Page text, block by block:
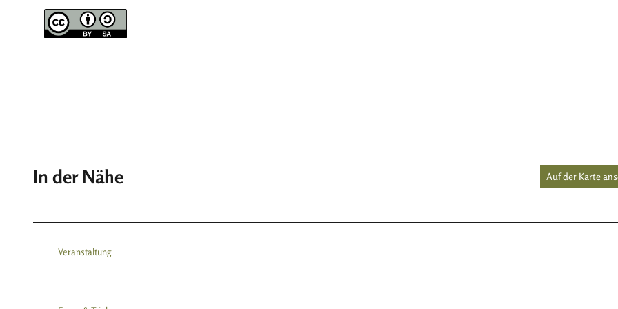
In der Nähe Auf der Karte
Veranstaltung